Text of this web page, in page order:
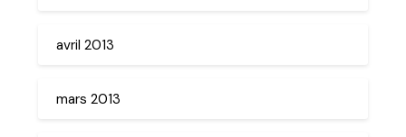
avril 2013
mars 2013